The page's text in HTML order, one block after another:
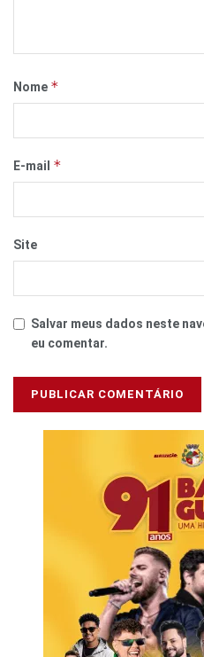
Nome *
E-mail *
Site
Salvar meus dados neste
eu comentar.